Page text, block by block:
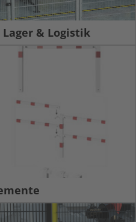
& Logistik